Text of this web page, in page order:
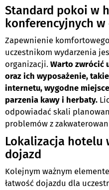
Standard pokoi w
konferencyjnych w
Zapewnienie
uczestnikom wydarzenia
organizacji. Warto zwrócić
oraz ich wyposażenie,
internetu, wygodne
parzenia kawy i herbaty.
odpowiadać skali
problemów z
Lokalizacja hotelu
dojazd
Kolejnym ważnym
łatwość dojazdu dla